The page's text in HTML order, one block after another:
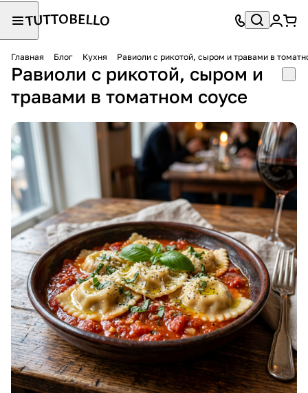
Главная Блог Кухня Равиоли с рикотой, сыром и травами в
Равиоли с рикотой, сыром и
травами в томатном соусе